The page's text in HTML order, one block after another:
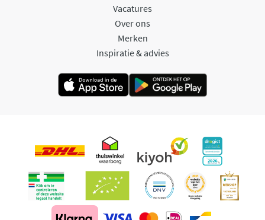
Vacatures
Over ons
Merken
Inspiratie & advies